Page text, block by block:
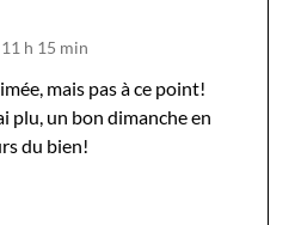
h 15 min
mais pas à ce point!
plu, un bon dimanche en
du bien!